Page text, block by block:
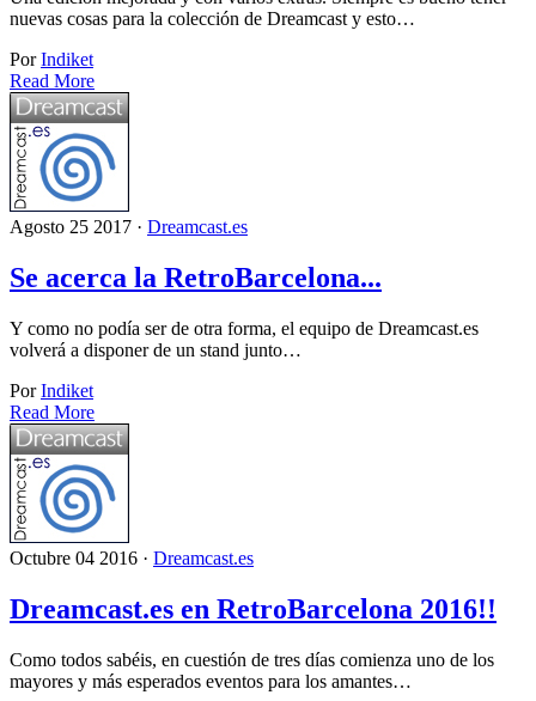
nuevas cosas para la colección de Dreamcast y esto…
PorIndiket
Read More
Agosto 25 2017 · Dreamcast.es
Se acerca la RetroBarcelona...
Y como no podía ser de otra forma, el equipo de Dreamcast.es
volverá a disponer de un stand junto…
PorIndiket
Read More
Octubre 04 2016 · Dreamcast.es
Dreamcast.es en RetroBarcelona 2016!!
Como todos sabéis, en cuestión de tres días comienza uno de los
mayores y más esperados eventos para los amantes…